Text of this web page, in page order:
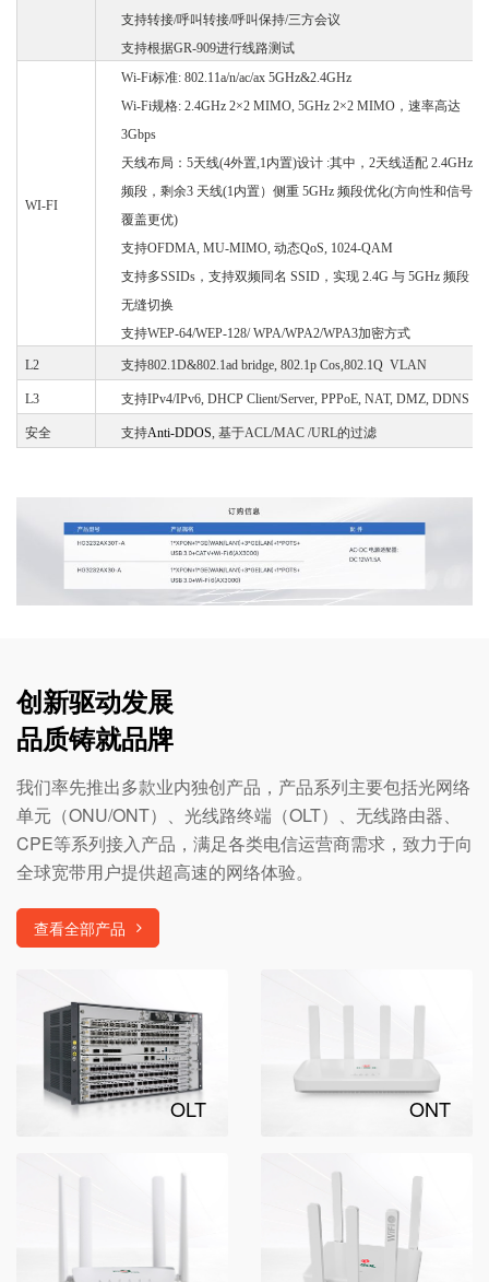
支持转接/呼叫转接/呼叫保持/三方会议
支持根据GR-909进行线路测试
WI-FI
Wi-Fi标准: 802.11a/n/ac/ax 5GHz&2.4GHz
Wi-Fi规格: 2.4GHz 2×2 MIMO, 5GHz 2×2 MIMO，速率高达
3Gbps
天线布局：5天线(4外置,1内置)设计 :其中，2天线适配 2.4GHz
频段，剩余3 天线(1内置）侧重 5GHz 频段优化(方向性和信号
覆盖更优)
支持OFDMA, MU-MIMO, 动态QoS, 1024-QAM
支持多SSIDs，支持双频同名 SSID，实现 2.4G 与 5GHz 频段
无缝切换
支持WEP-64/WEP-128/ WPA/WPA2/WPA3加密方式
L2 支持802.1D&802.1ad bridge, 802.1p Cos,802.1Q VLAN
L3 支持IPv4/IPv6, DHCP Client/Server, PPPoE, NAT, DMZ, DDNS
安全 支持Anti-DDOS, 基于ACL/MAC /URL的过滤
创新驱动发展
品质铸就品牌
我们率先推出多款业内独创产品，产品系列主要包括光网络
单元（ONU/ONT）、光线路终端（OLT）、无线路由器、
CPE等系列接入产品，满足各类电信运营商需求，致力于向
全球宽带用户提供超高速的网络体验。
查看全部产品
OLT ONT